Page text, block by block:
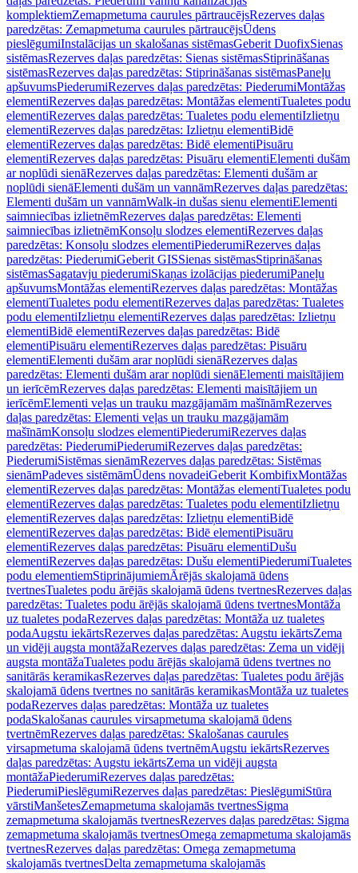
komplektiemZemapmetuma caurules pārtraucējsRezerves daļas
paredzētas: Zemapmetuma caurules pārtraucējsŪdens
pieslēgumiInstalācijas un skalošanas sistēmasGeberit DuofixSienas
sistēmasRezerves daļas paredzētas: Sienas sistēmasStiprināšanas
sistēmasRezerves daļas paredzētas: Stiprināšanas sistēmasPaneļu
apšuvumsPiederumiRezerves daļas paredzētas: PiederumiMontāžas
elementiRezerves daļas paredzētas: Montāžas elementiTualetes podu
elementiRezerves daļas paredzētas: Tualetes podu elementiIzlietņu
elementiRezerves daļas paredzētas: Izlietņu elementiBidē
elementiRezerves daļas paredzētas: Bidē elementiPisuāru
elementiRezerves daļas paredzētas: Pisuāru elementiElementi dušām
ar noplūdi sienāRezerves daļas paredzētas: Elementi dušām ar
noplūdi sienāElementi dušām un vannāmRezerves daļas paredzētas:
Elementi dušām un vannāmWalk-in dušas sienu elementiElementi
saimniecības izlietnēmRezerves daļas paredzētas: Elementi
saimniecības izlietnēmKonsoļu slodzes elementiRezerves daļas
paredzētas: Konsoļu slodzes elementiPiederumiRezerves daļas
paredzētas: PiederumiGeberit GISSienas sistēmasStiprināšanas
sistēmasSagatavju piederumiSkaņas izolācijas piederumiPaneļu
apšuvumsMontāžas elementiRezerves daļas paredzētas: Montāžas
elementiTualetes podu elementiRezerves daļas paredzētas: Tualetes
podu elementiIzlietņu elementiRezerves daļas paredzētas: Izlietņu
elementiBidē elementiRezerves daļas paredzētas: Bidē
elementiPisuāru elementiRezerves daļas paredzētas: Pisuāru
elementiElementi dušām arar noplūdi sienāRezerves daļas
paredzētas: Elementi dušām arar noplūdi sienāElementi maisītājiem
un ierīcēmRezerves daļas paredzētas: Elementi maisītājiem un
ierīcēmElementi veļas un trauku mazgājamām mašīnāmRezerves
daļas paredzētas: Elementi veļas un trauku mazgājamām
mašīnāmKonsoļu slodzes elementiPiederumiRezerves daļas
paredzētas: PiederumiPiederumiRezerves daļas paredzētas:
PiederumiSistēmas sienāmRezerves daļas paredzētas: Sistēmas
sienāmPadeves sistēmāmŪdens novadeiGeberit KombifixMontāžas
elementiRezerves daļas paredzētas: Montāžas elementiTualetes podu
elementiRezerves daļas paredzētas: Tualetes podu elementiIzlietņu
elementiRezerves daļas paredzētas: Izlietņu elementiBidē
elementiRezerves daļas paredzētas: Bidē elementiPisuāru
elementiRezerves daļas paredzētas: Pisuāru elementiDušu
elementiRezerves daļas paredzētas: Dušu elementiPiederumiTualetes
podu elementiemStiprinājumiemĀrējās skalojamā ūdens
tvertnesTualetes podu ārējās skalojamā ūdens tvertnesRezerves daļas
paredzētas: Tualetes podu ārējās skalojamā ūdens tvertnesMontāža
uz tualetes podaRezerves daļas paredzētas: Montāža uz tualetes
podaAugstu iekārtsRezerves daļas paredzētas: Augstu iekārtsZema
un vidēji augsta montāžaRezerves daļas paredzētas: Zema un vidēji
augsta montāžaTualetes podu ārējās skalojamā ūdens tvertnes no
sanitārās keramikasRezerves daļas paredzētas: Tualetes podu ārējās
skalojamā ūdens tvertnes no sanitārās keramikasMontāža uz tualetes
podaRezerves daļas paredzētas: Montāža uz tualetes
podaSkalošanas caurules virsapmetuma skalojamā ūdens
tvertnēmRezerves daļas paredzētas: Skalošanas caurules
virsapmetuma skalojamā ūdens tvertnēmAugstu iekārtsRezerves
daļas paredzētas: Augstu iekārtsZema un vidēji augsta
montāžaPiederumiRezerves daļas paredzētas:
PiederumiPieslēgumiRezerves daļas paredzētas: PieslēgumiStūra
vārstiManšetesZemapmetuma skalojamās tvertnesSigma
zemapmetuma skalojamās tvertnesRezerves daļas paredzētas: Sigma
zemapmetuma skalojamās tvertnesOmega zemapmetuma skalojamās
tvertnesRezerves daļas paredzētas: Omega zemapmetuma
skalojamās tvertnesDelta zemapmetuma skalojamās